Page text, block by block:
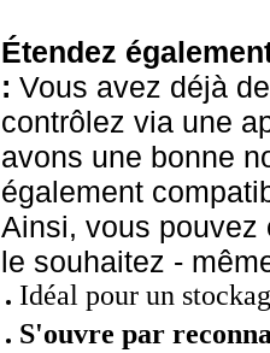
Étendez
: Vous avez déjà
contrôlez via une
avons une bonne
également
Ainsi, vous pouvez
le souhaitez -
Idéal pour un
S'ouvre par